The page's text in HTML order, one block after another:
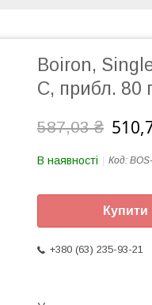
Boiron,
С, прибл. 80
587,03 ₴
В наявності Код:
Купити
+380 (63) 235-93-21